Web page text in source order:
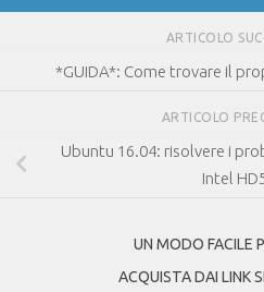
ARTICOLO
*GUIDA*: Come trovare il
ARTICOLO
Ubuntu 16.04: risolvere i
Intel
UN MODO FACILE
ACQUISTA DAI LINK